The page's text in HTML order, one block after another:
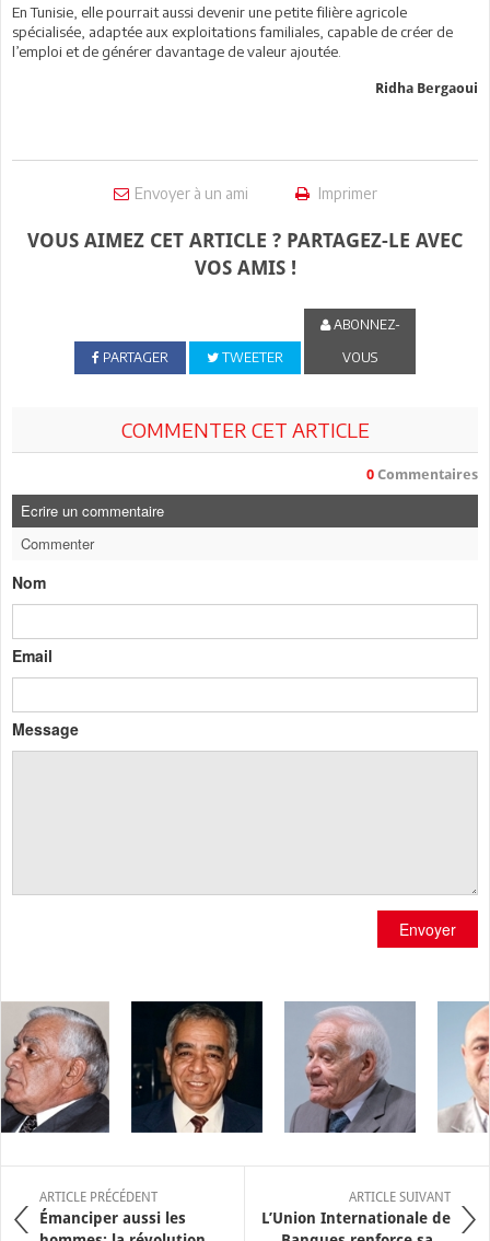
En Tunisie, elle pourrait aussi devenir une petite filière agricole
spécialisée, adaptée aux exploitations familiales, capable de créer de
l’emploi et de générer davantage de valeur ajoutée.
Ridha Bergaoui
Envoyer à un ami Imprimer
VOUS AIMEZ CET ARTICLE ? PARTAGEZ-LE AVEC
VOS AMIS !
PARTAGER TWEETER
ABONNEZ-
VOUS
COMMENTER CET ARTICLE
0 Commentaires
Ecrire un commentaire
Commenter
Nom
Email
Message
Envoyer
ARTICLE PRÉCÉDENT
Émanciper aussi les
ARTICLE SUIVANT
L’Union Internationale de